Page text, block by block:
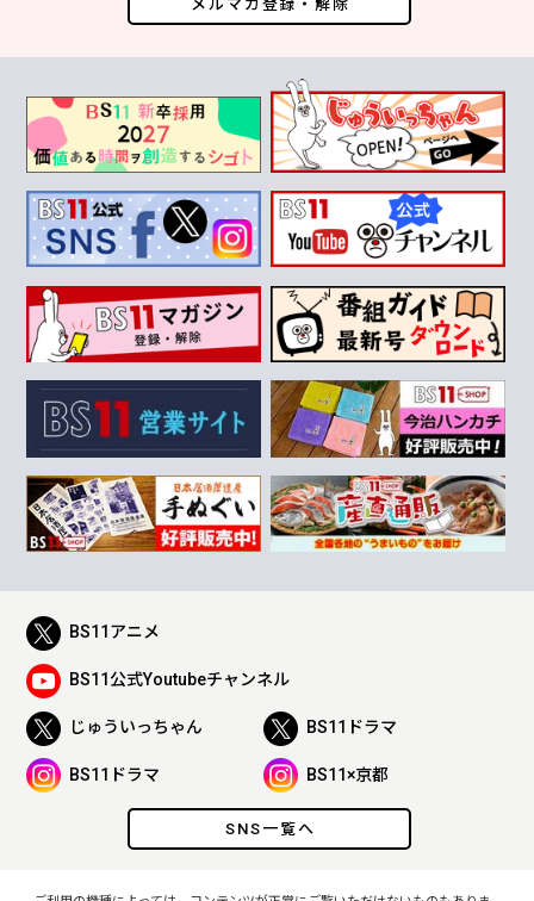
メルマガ登録・解除
SNS一覧へ
BS11アニメ
BS11公式Youtubeチャンネル
じゅういっちゃん BS11ドラマ
BS11ドラマ BS11×京都